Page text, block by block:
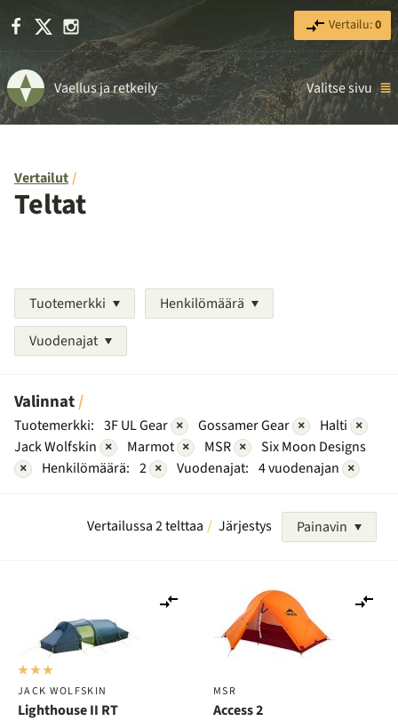
Facebook Instagram Vertailu:0
Vaellus ja retkeily Valitse sivu
Vertailut
Teltat
Tuotemerkki
Henkilömäärä
Vuodenajat
Valinnat
Tuotemerkki: 3F UL Gear × Gossamer Gear × Halti ×
Jack Wolfskin × Marmot × MSR ×
Six Moon Designs
×
Henkilömäärä: 2 × Vuodenajat: 4 vuodenajan ×
Vertailussa 2 telttaa Järjestys Painavin
JACK WOLFSKIN
Lighthouse II RT
vertailuun
MSR
Access 2